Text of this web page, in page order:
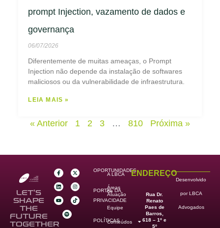
prompt Injection, vazamento de dados e
governança
06/07/2026
Diferentemente de muitas ameaças, o Prompt
Injection não depende da instalação de softwares
maliciosos ou da vulnerabilidade de infraestrutura.
LEIA MAIS »
« Anterior 1 2 3 … 810 Próxima »
LET’S
SHAPE
THE
FUTURE
TOGETHER
OPORTUNIDADES
PORTAL DA
PRIVACIDADE
POLÍTICAS
A LBCA
Áreas
de
Atuação
Equipe
Conteúdos
ENDEREÇO
Rua Dr.
Renato
Paes de
Barros,
618 – 1º e
5º
Desenvolvido
por LBCA
Advogados